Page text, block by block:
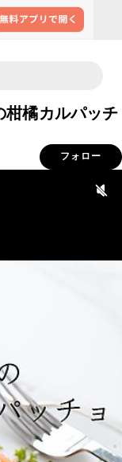
柑橘カルパッチ
フォロー